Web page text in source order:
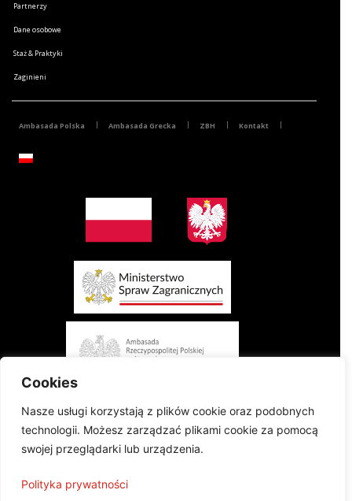
Cookies
Nasze usługi korzystają z plików cookie oraz podobnych
technologii. Możesz zarządzać plikami cookie za pomocą
swojej przeglądarki lub urządzenia.
Polityka prywatności
Partnerzy
Dane osobowe
Staż & Praktyki
Zaginieni
Ambasada Polska Ambasada Grecka ZBH Kontakt
Projekt finansowany przez Ministerstwo Spraw Zagranicznych Rzeczypospolitej
Polskiej w konkursie „Polonia i Polacy za Granicą 2024 - Regranting”